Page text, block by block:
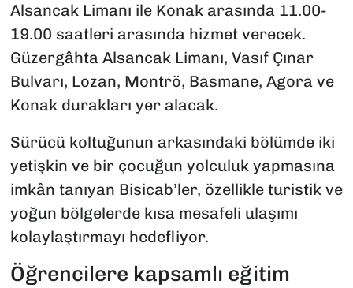
Alsancak Limanı ile Konak arasında 11.00-
19.00 saatleri arasında hizmet verecek.
Güzergâhta Alsancak Limanı, Vasıf Çınar
Bulvarı, Lozan, Montrö, Basmane, Agora ve
Konak durakları yer alacak.
Sürücü koltuğunun arkasındaki bölümde iki
yetişkin ve bir çocuğun yolculuk yapmasına
imkân tanıyan Bisicab’ler, özellikle turistik ve
yoğun bölgelerde kısa mesafeli ulaşımı
kolaylaştırmayı hedefliyor.
Öğrencilere kapsamlı eğitim